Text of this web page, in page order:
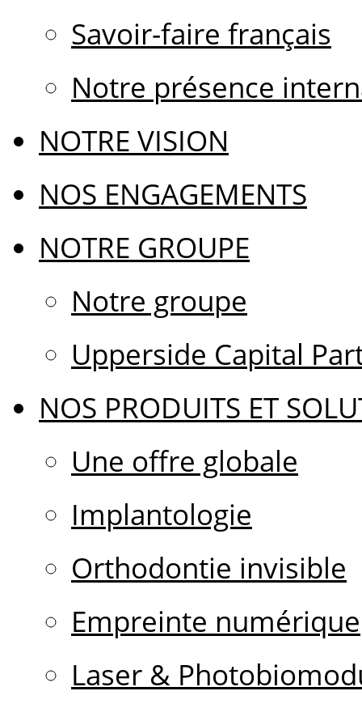
Savoir-faire français
Notre présence
NOTRE VISION
NOS ENGAGEMENTS
NOTRE GROUPE
Notre groupe
Upperside Capital
NOS PRODUITS ET
Une offre globale
Implantologie
Orthodontie invisible
Empreinte numérique
Laser &